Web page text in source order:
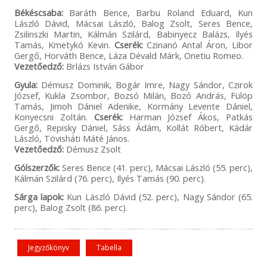
Békéscsaba:Baráth Bence, Barbu Roland Eduard, Kun
László Dávid, Mácsai László, Balog Zsolt, Seres Bence,
Zsilinszki Martin, Kálmán Szilárd, Babinyecz Balázs, Ilyés
Tamás, Kmetykó Kevin. Cserék:Czinanó Antal Áron, Libor
Gergő, Horváth Bence, Láza Dévald Márk, Onetiu Romeo.
Vezetőedző:Brlázs István Gábor
Gyula:Démusz Dominik, Bogár Imre, Nagy Sándor, Czirok
József, Kukla Zsombor, Bozsó Milán, Bozó András, Fülöp
Tamás, Jimoh Dániel Adenike, Kormány Levente Dániel,
Konyecsni Zoltán. Cserék:Harman József Ákos, Patkás
Gergő, Repisky Dániel, Sáss Ádám, Kollát Róbert, Kádár
László, Tövisháti Máté János.
Vezetőedző:Démusz Zsolt
Gólszerzők:Seres Bence (41. perc), Mácsai László (55. perc),
Kálmán Szilárd (76. perc), Ilyés Tamás (90. perc).
Sárga lapok: Kun László Dávid (52. perc), Nagy Sándor (65.
perc), Balog Zsolt (86. perc).
Jegyzőkönyv Tabella